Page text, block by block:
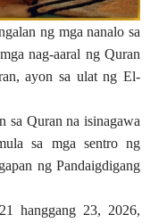
ng mga nanalo sa
nag-aaral ng Quran
ayon sa ulat ng El-
sa Quran na isinagawa
sa mga sentro ng
ng Pandaigdigang
hanggang 23, 2026,